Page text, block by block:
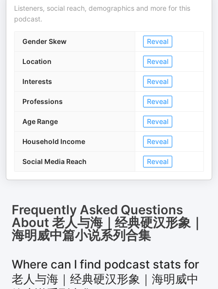
Listeners, social reach, demographics and more for this
podcast.
Gender Skew Reveal
Location Reveal
Interests Reveal
Professions Reveal
Age Range Reveal
Household Income Reveal
Social Media Reach Reveal
Frequently Asked Questions
About 老人与海｜经典硬汉形象｜
海明威中篇小说系列合集
Where can I find podcast stats for
老人与海｜经典硬汉形象｜海明威中